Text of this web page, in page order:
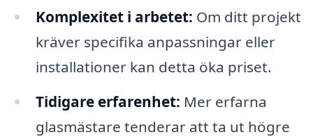
Komplexitet i arbetet: Om ditt projekt
kräver specifika anpassningar eller
installationer kan detta öka priset.
Tidigare erfarenhet: Mer erfarna
glasmästare tenderar att ta ut högre